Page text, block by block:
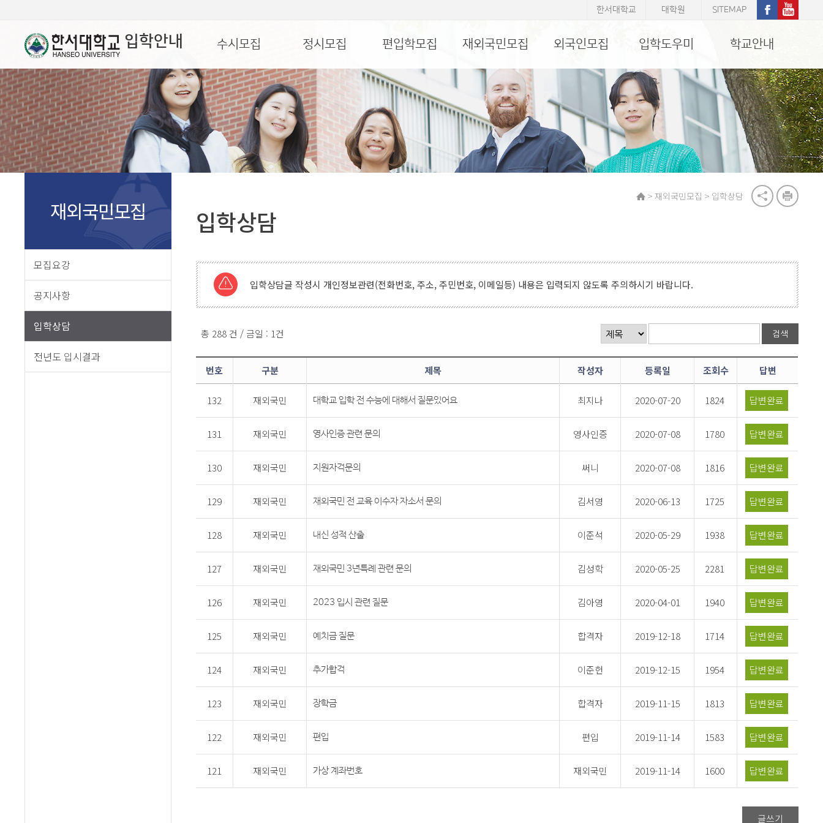
입학안내
한서대학교 대학원 SITEMAP
수시모집 정시모집 편입학모집 재외국민모집 외국인모집 입학도우미 학교안내
재외국민모집
모집요강
공지사항
입학상담
전년도 입시결과
> 재외국민모집 > 입학상담
입학상담
입학상담글 작성시 개인정보관련(전화번호, 주소, 주민번호, 이메일등) 내용은 입력되지 않도록 주의하시기 바랍니다.
총 288 건 / 금일 : 1건
번호 구분 제목 작성자 등록일 조회수 답변
132 재외국민 대학교 입학 전 수능에 대해서 질문있어요 최지나 2020-07-20 1824 답변완료
131 재외국민 영사인증 관련 문의 영사인증 2020-07-08 1780 답변완료
130 재외국민 지원자격문의 써니 2020-07-08 1816 답변완료
129 재외국민 재외국민 전 교육 이수자 자소서 문의 김서영 2020-06-13 1725 답변완료
128 재외국민 내신 성적 산출 이준석 2020-05-29 1938 답변완료
127 재외국민 재외국민 3년특례 관련 문의 김성학 2020-05-25 2281 답변완료
126 재외국민 2023 입시 관련 질문 김아영 2020-04-01 1940 답변완료
125 재외국민 예치금 질문 합격자 2019-12-18 1714 답변완료
124 재외국민 추가합격 이준헌 2019-12-15 1954 답변완료
123 재외국민 장학금 합격자 2019-11-15 1813 답변완료
122 재외국민 편입 편입 2019-11-14 1583 답변완료
121 재외국민 가상 계좌번호 재외국민 2019-11-14 1600 답변완료
글쓰기